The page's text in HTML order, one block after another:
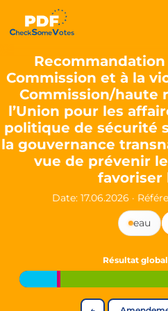
Partei des
The Partei des Fortschritts
Key Office Holders
Lukas Sieper— Member of
Luca Piwodda— Mayor of
Tim Sieper— Mayor of
Motto and Core
Our motto:"Demokratie direkt
The Partei des Fortschritts stands
Digital participation and
Open government and
Strengthening European
Innovation in
Check Some Votes (CSV)
Recommandation
Commission et à la
Commission/haute
l’Union pour les
politique de sécurité
la gouvernance
vue de prévenir
favoriser
Date: 17.06.2026 ·
eau
Résultat global